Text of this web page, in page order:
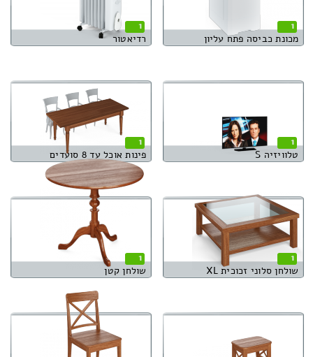
1
מכונת כביסה פתח עליון
1
רדיאטור
1
טלוויזיה S
1
פינות אוכל עד 8 סועדים
1
שולחן סלוני זכוכית XL
1
שולחן קטן